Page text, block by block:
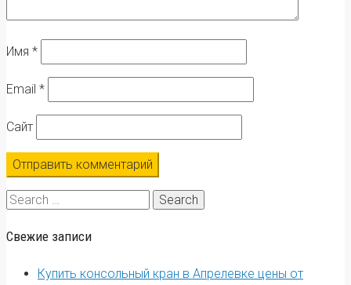
Имя *
Email *
Сайт
Search
Свежие записи
Купить консольный кран в Апрелевке цены от